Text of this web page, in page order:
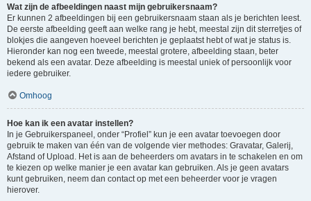
Wat zijn de afbeeldingen naast mijn gebruikersnaam?
Er kunnen 2 afbeeldingen bij een gebruikersnaam staan als je berichten leest.
De eerste afbeelding geeft aan welke rang je hebt, meestal zijn dit sterretjes of
blokjes die aangeven hoeveel berichten je geplaatst hebt of wat je status is.
Hieronder kan nog een tweede, meestal grotere, afbeelding staan, beter
bekend als een avatar. Deze afbeelding is meestal uniek of persoonlijk voor
iedere gebruiker.
Omhoog
Hoe kan ik een avatar instellen?
In je Gebruikerspaneel, onder “Profiel” kun je een avatar toevoegen door
gebruik te maken van één van de volgende vier methodes: Gravatar, Galerij,
Afstand of Upload. Het is aan de beheerders om avatars in te schakelen en om
te kiezen op welke manier je een avatar kan gebruiken. Als je geen avatars
kunt gebruiken, neem dan contact op met een beheerder voor je vragen
hierover.